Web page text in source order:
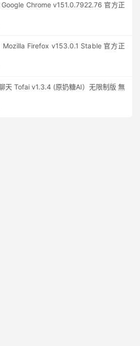
Chrome v151.0.7922.76 官方正
Mozilla Firefox v153.0.1 Stable 官方正
天 Tofai v1.3.4 (原奶糖AI）无限制版 無